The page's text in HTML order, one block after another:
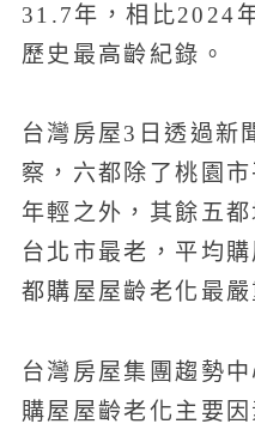
31.7年，相比2024
歷史最高齡紀錄。
台灣房屋3日透過新
察，六都除了桃園
年輕之外，其餘五
台北市最老，平均
都購屋屋齡老化最嚴
台灣房屋集團趨勢
購屋屋齡老化主要